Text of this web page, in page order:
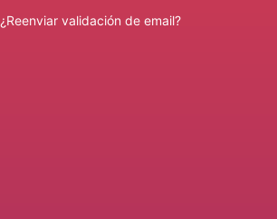
¿Reenviar validación de email?